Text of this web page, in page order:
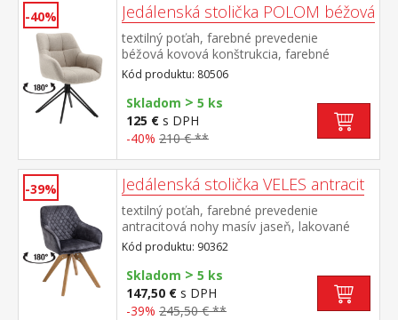
-40% Jedálenská stolička POLOM béžová
textilný poťah, farebné prevedenie
béžová kovová konštrukcia, farebné
prevedenie čierna otočná o 180
stupňov výška sedu 50 cm odporúčaná
nosnosť do 120 kg
Kód produktu: 80506
Skladom > 5 ks
125 € s DPH
-40% 210 € **
-39% Jedálenská stolička VELES antracit
textilný poťah, farebné prevedenie
antracitová nohy masív jaseň, lakované
prevedenie otočná o 180 stupňov výška
sedu 47 cm odporúčaná nosnosť do 120 kg
Kód produktu: 90362
Skladom > 5 ks
147,50 € s DPH
-39% 245,50 € **